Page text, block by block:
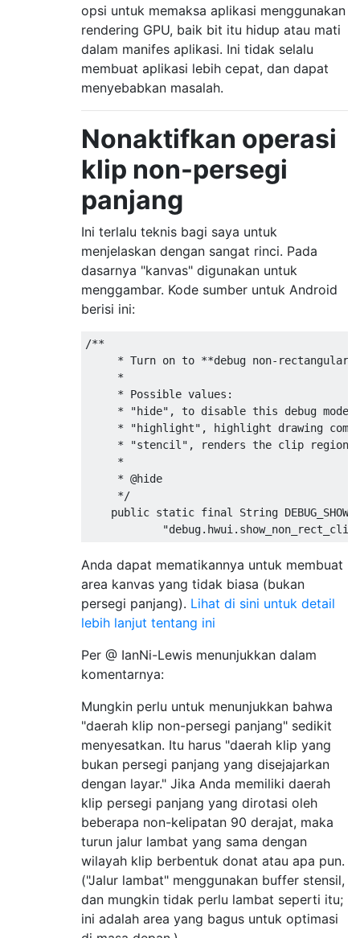
opsi untuk memaksa aplikasi menggunakan
rendering GPU, baik bit itu hidup atau mati
dalam manifes aplikasi. Ini tidak selalu
membuat aplikasi lebih cepat, dan dapat
menyebabkan masalah.
Nonaktifkan operasi
klip non-persegi
panjang
Ini terlalu teknis bagi saya untuk
menjelaskan dengan sangat rinci. Pada
dasarnya "kanvas" digunakan untuk
menggambar. Kode sumber untuk Android
berisi ini:
/**
* Turn on to **debug non-rectangular
     *
     * Possible values:
     * "hide", to disable this debug mode
* "highlight", highlight drawing
* "stencil", renders the clip region
     *
     * @hide
     */
public static final String
Anda dapat mematikannya untuk membuat
area kanvas yang tidak biasa (bukan
persegi panjang). Lihat di sini untuk detail
lebih lanjut tentang ini
Per @ IanNi-Lewis menunjukkan dalam
komentarnya:
Mungkin perlu untuk menunjukkan bahwa
"daerah klip non-persegi panjang" sedikit
menyesatkan. Itu harus "daerah klip yang
bukan persegi panjang yang disejajarkan
dengan layar." Jika Anda memiliki daerah
klip persegi panjang yang dirotasi oleh
beberapa non-kelipatan 90 derajat, maka
turun jalur lambat yang sama dengan
wilayah klip berbentuk donat atau apa pun.
("Jalur lambat" menggunakan buffer stensil,
dan mungkin tidak perlu lambat seperti itu;
ini adalah area yang bagus untuk optimasi